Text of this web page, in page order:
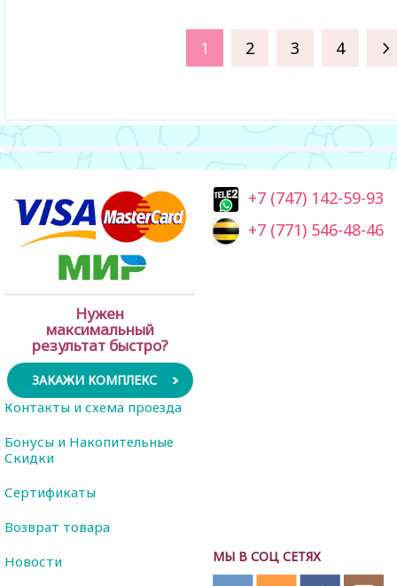
1 2 3 4
Нужен
максимальный
результат быстро?
ЗАКАЖИ КОМПЛЕКС
+7 (747) 142-59-93
+7 (771) 546-48-46
МЫ В СОЦ СЕТЯХ
Контакты и схема проезда
Бонусы и Накопительные
Скидки
Сертификаты
Возврат товара
Новости